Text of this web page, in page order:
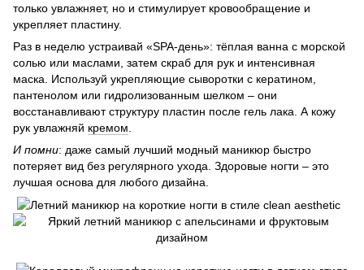
только увлажняет, но и стимулирует кровообращение и
укрепляет пластину.
Раз в неделю устраивай «SPA-день»: тёплая ванна с морской
солью или маслами, затем скраб для рук и интенсивная
маска. Используй укрепляющие сыворотки с кератином,
пантенолом или гидролизованным шелком – они
восстанавливают структуру пластин после гель лака. А кожу
рук увлажняй кремом
И помни: даже самый лучший модный маникюр быстро
потеряет вид без регулярного ухода. Здоровые ногти – это
лучшая основа для любого дизайна.